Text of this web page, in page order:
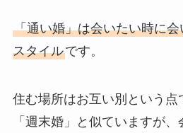
「通い婚」は会いたい時に
スタイルです。
住む場所はお互い別という点
「週末婚」と似ていますが